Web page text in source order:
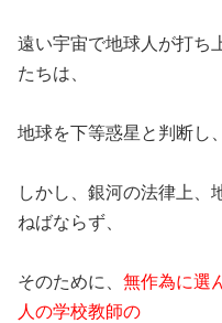
遠い宇宙で地球人が打ち
たちは、
地球を下等惑星と判断し
しかし、銀河の法律上、
ねばならず、
そのために、 無作為に選
人の学校教師の